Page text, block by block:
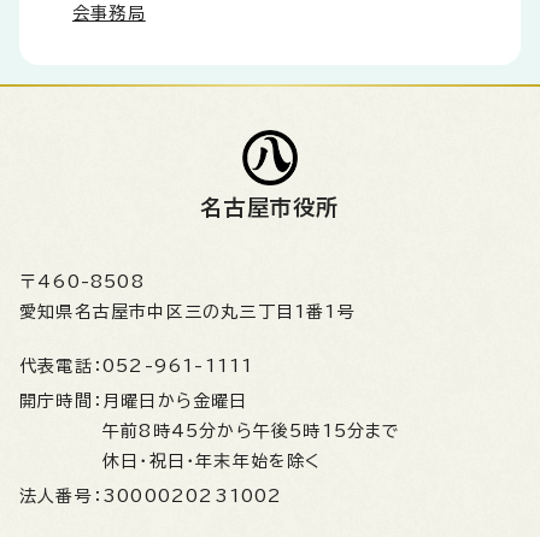
会事務局
名古屋市役所
〒460-8508
愛知県名古屋市中区三の丸三丁目1番1号
代表電話： 052-961-1111
開庁時間： 月曜日から金曜日
午前8時45分から午後5時15分まで
休日・祝日・年末年始を除く
法人番号： 3000020231002